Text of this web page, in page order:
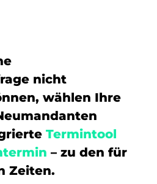
nicht
wählen Ihre
Termintool
– zu den für
Zeiten.